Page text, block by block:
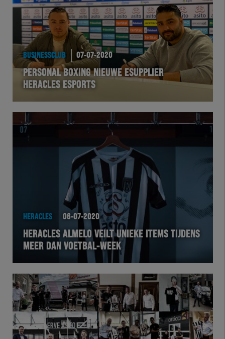
Wedstrijd
Heracles
BusinessClub
BUSINESSCLUB 07-07-2020
PERSONAL BOXING NIEUWE ESUPPLIER
HERACLES ESPORTS
HERACLES 06-07-2020
HERACLES ALMELO VEILT UNIEKE ITEMS TIJDENS
MEER DAN VOETBAL-WEEK